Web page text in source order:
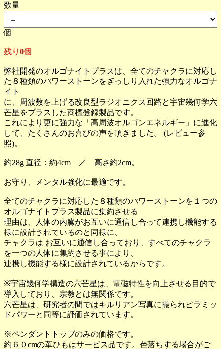
数量
個
残り 0個
弊社開発のオルゴナイトプラスは、全てのチャクラに対応し
た８種類のパワーストーンをぎっしり入れた強力なオルゴナ
イト
に、周波数を上げる改良型ラジオニクス回路と宇宙幾何学六
芒星をプラスした商標登録製品です。
これにより更に強力な「高周波オルゴンエネルギー」に進化
して、たくさんのお喜びの声を頂きました。 (レビュー参
照)。
約28g 直径：約4cm ／ 高さ約2cm。
お守り、メンタル強化に最適です。
全てのチャクラに対応した８種類のパワーストーンを１つの
オルゴナイトプラス製品に集約させる
理由は、人体の内臓がお互いに通信し合って連携し機能する
様に設計されているのと同様に、
チャクラは お互いに通信し合っており、すべてのチャクラ
を一つの人体に集約させる事により、
連携し機能する様に設計されているからです。
※宇宙幾何学構造の六芒星は、電磁特性を向上させる目的で
導入しており、宗教とは無関係です。
六芒星は、研究者の間ではキルリアン写真に撮られピラミッ
ドパワーと同等に評価されています。
※ペンダントトップのみの価格です。
約６０cmの革ひもはサービス品です。色落ちする場合がご